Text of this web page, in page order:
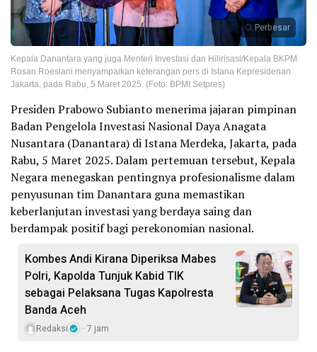
Perbesar
Kepala Danantara yang juga Menteri Investasi dan Hilirisasi/Kepala BKPM
Rosan Roeslani menyampaikan keterangan pers di Istana Kepresidenan
Jakarta, pada Rabu, 5 Maret 2025. (Foto: BPMI Setpres)
Presiden Prabowo Subianto menerima jajaran pimpinan
Badan Pengelola Investasi Nasional Daya Anagata
Nusantara (Danantara) di Istana Merdeka, Jakarta, pada
Rabu, 5 Maret 2025. Dalam pertemuan tersebut, Kepala
Negara menegaskan pentingnya profesionalisme dalam
penyusunan tim Danantara guna memastikan
keberlanjutan investasi yang berdaya saing dan
berdampak positif bagi perekonomian nasional.
Kombes Andi Kirana Diperiksa Mabes
Polri, Kapolda Tunjuk Kabid TIK
sebagai Pelaksana Tugas Kapolresta
Banda Aceh
Redaksi 7 jam